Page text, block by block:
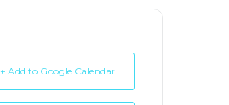
+ Add to Google Calendar